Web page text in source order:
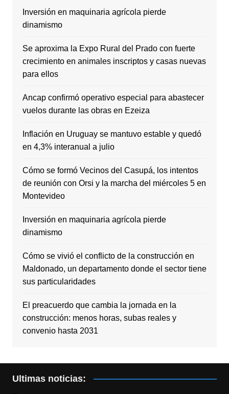
Inversión en maquinaria agrícola pierde
dinamismo
Se aproxima la Expo Rural del Prado con fuerte
crecimiento en animales inscriptos y casas nuevas
para ellos
Ancap confirmó operativo especial para abastecer
vuelos durante las obras en Ezeiza
Inflación en Uruguay se mantuvo estable y quedó
en 4,3% interanual a julio
Cómo se formó Vecinos del Casupá, los intentos
de reunión con Orsi y la marcha del miércoles 5 en
Montevideo
Inversión en maquinaria agrícola pierde
dinamismo
Cómo se vivió el conflicto de la construcción en
Maldonado, un departamento donde el sector tiene
sus particularidades
El preacuerdo que cambia la jornada en la
construcción: menos horas, subas reales y
convenio hasta 2031
Ultimas noticias: